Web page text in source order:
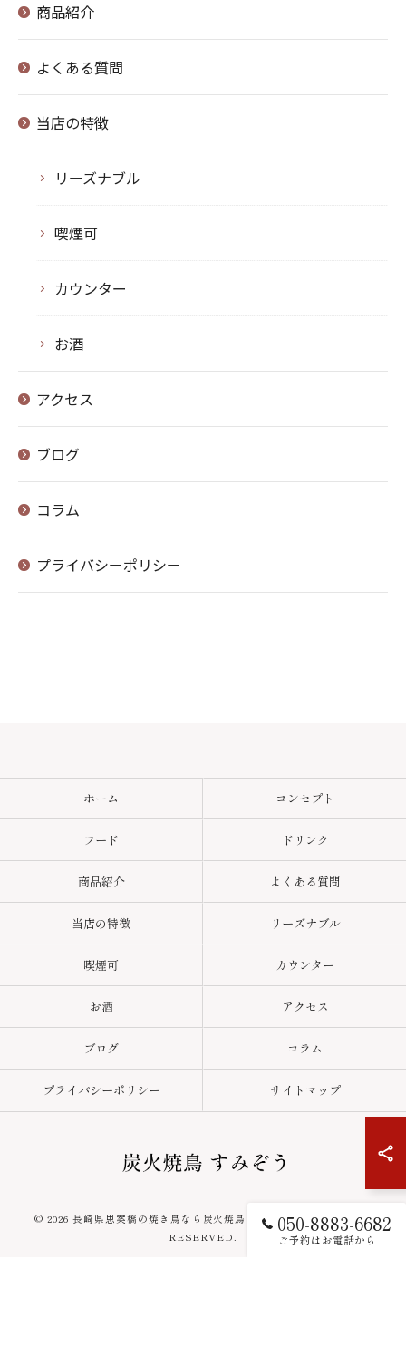
商品紹介
よくある質問
当店の特徴
リーズナブル
喫煙可
カウンター
お酒
アクセス
ブログ
コラム
プライバシーポリシー
050-8883-6682
ご予約はお電話から
ホーム コンセプト
フード ドリンク
商品紹介 よくある質問
当店の特徴 リーズナブル
喫煙可 カウンター
お酒 アクセス
ブログ コラム
プライバシーポリシー サイトマップ
© 2026 長崎県思案橋の焼き鳥なら炭火焼鳥 すみぞう ALL RIGHTS
RESERVED.